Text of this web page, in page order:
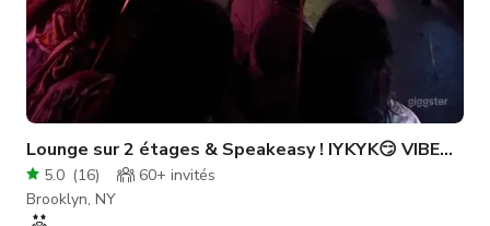
Lounge sur 2 étages & Speakeasy ! IYKYK😏 VIBES
5.0 (16) 60+ invités
Brooklyn, NY